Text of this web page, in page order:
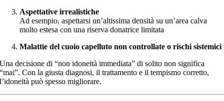
Aspettative irrealistiche
Ad esempio, aspettarsi un’altissima densità su un’area calva
molto estesa con una riserva donatrice limitata
Malattie del cuoio capelluto non controllate o rischi sistemici
Una decisione di “non idoneità immediata” di solito non significa
“mai”. Con la giusta diagnosi, il trattamento e il tempismo corretto,
l’idoneità può spesso migliorare.